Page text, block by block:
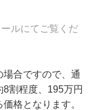
ルにてご覧くだ
合ですので、通
割程度、195万円
格となります。